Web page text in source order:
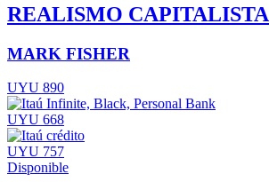
REALISMO CAPITALISTA
MARK FISHER
UYU 890
UYU 668
UYU 757
Disponible